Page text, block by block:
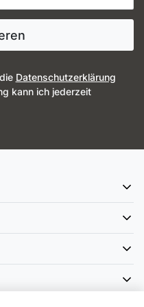
Daten­schutz­erklärung
kann ich jederzeit